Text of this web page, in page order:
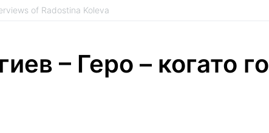
of Radostina Koleva
– Геро – когато го